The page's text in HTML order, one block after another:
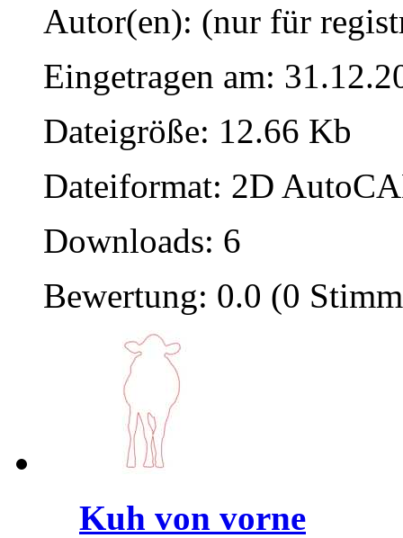
Autor(en): (nur für
Eingetragen am:
Dateigröße: 12.66 Kb
Dateiformat: 2D
Downloads: 6
Bewertung: 0.0 (0
Kuh von vorne